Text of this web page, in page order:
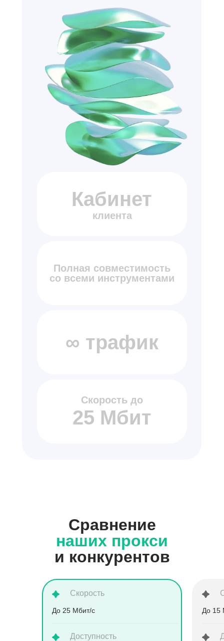
Кабинет
клиента
Полная совместимость
со всеми инструментами
∞ трафик
25 Мбит
Скорость до
Скорость
Сравнение
наших прокси
и конкурентов
До 25 Мбит/с
Доступность
До 15